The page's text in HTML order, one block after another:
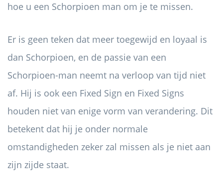
hoe u een Schorpioen man om je te missen.
Er is geen teken dat meer toegewijd en loyaal is
dan Schorpioen, en de passie van een
Schorpioen-man neemt na verloop van tijd niet
af. Hij is ook een Fixed Sign en Fixed Signs
houden niet van enige vorm van verandering. Dit
betekent dat hij je onder normale
omstandigheden zeker zal missen als je niet aan
zijn zijde staat.